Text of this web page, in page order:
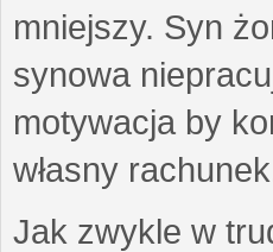
mniejszy. Syn
synowa
motywacja by
własny
Jak zwykle w